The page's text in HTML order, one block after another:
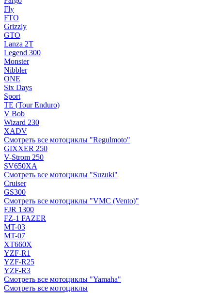
Fly
FTO
Grizzly
GTO
Lanza 2T
Legend 300
Monster
Nibbler
ONE
Six Days
Sport
TE (Tour Enduro)
V Bob
Wizard 230
XADV
Смотреть все мотоциклы "Regulmoto"
GIXXER 250
V-Strom 250
SV650XA
Смотреть все мотоциклы "Suzuki"
Cruiser
GS300
Смотреть все мотоциклы "VMC (Vento)"
FJR 1300
FZ-1 FAZER
MT-03
MT-07
XT660X
YZF-R1
YZF-R25
YZF-R3
Смотреть все мотоциклы "Yamaha"
Смотреть все мотоциклы